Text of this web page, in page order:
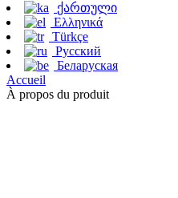
ქართული
Ελληνικά
Türkçe
Русский
Беларуская
Accueil
À propos du produit